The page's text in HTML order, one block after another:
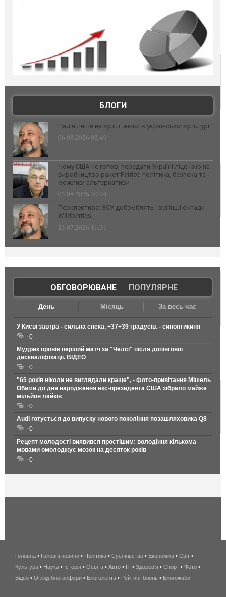
БЛОГИ
Надія лише на культ жінки в українській культурі
06.08.2026 08:49
Чому США не готові передати Україні ліцензію на
виробництво ракет Patriot: політика, безпека та
можливі альтернативи
03.08.2026 20:24
Перспектива: ЗСУ добомблять і всі інші склади
Wildberries
23.07.2026 11:31
ОБГОВОРЮВАНЕ| ПОПУЛЯРНЕ
День Місяць За весь час
У Києві завтра - сильна спека, +37+39 градусів. - синоптикиня
0
Мудрик провів перший матч за "Челсі" після допінгової
дискваліфікації. ВІДЕО
0
"65 років ніколи не виглядали краще", - фото-привітання Мішель
Обами до дня народження екс-президента США зібрало майже
мільйон лайків
0
Audi готується до випуску нового покоління позашляховика Q8
0
Рецепт молодості виявився простішим: володіння кількома
мовами омолоджує мозок на десяток років
0
беспроводной
интернет
киев
Головна • Головні новини • Політика • Суспільство • Економіка • Світ •
Культура • Наука • Історія • Освіта • Авто • IT • Здоров'я • Спорт • Фото •
Відео • Огляд блогосфери • Блоголента • Рейтинг блогів • Блогожаби